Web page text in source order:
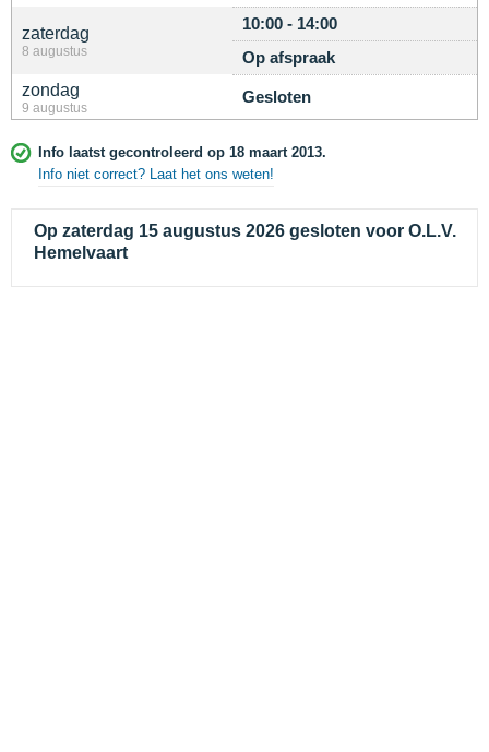
zaterdag
8 augustus
10:00 - 14:00
Op afspraak
zondag
9 augustus
Gesloten
Info laatst gecontroleerd op 18 maart 2013.
Info niet correct? Laat het ons weten!
Op zaterdag 15 augustus 2026 gesloten voor O.L.V.
Hemelvaart